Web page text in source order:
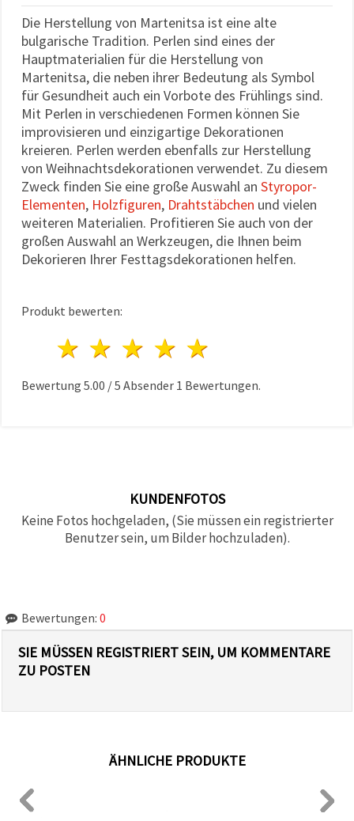
Impressum
Datenschutzerklärung
Cookie-
Richtlinie
Alle
akzeptieren
Cookie-
Einstellungen
Die Herstellung von Martenitsa ist eine alte
bulgarische Tradition. Perlen sind eines der
Hauptmaterialien für die Herstellung von
Martenitsa, die neben ihrer Bedeutung als Symbol
für Gesundheit auch ein Vorbote des Frühlings sind.
Mit Perlen in verschiedenen Formen können Sie
improvisieren und einzigartige Dekorationen
kreieren. Perlen werden ebenfalls zur Herstellung
von Weihnachtsdekorationen verwendet. Zu diesem
Zweck finden Sie eine große Auswahl an Styropor-
Elementen, Holzfiguren, Drahtstäbchen und vielen
weiteren Materialien. Profitieren Sie auch von der
großen Auswahl an Werkzeugen, die Ihnen beim
Dekorieren Ihrer Festtagsdekorationen helfen.
Produkt bewerten:
4 Sterne
3 Sterne
2 Sterne
1 Stern
Bewertung 5.00 /5 Absender 1 Bewertungen.
KUNDENFOTOS
Keine Fotos hochgeladen, (Sie müssen ein registrierter
Benutzer sein, um Bilder hochzuladen).
Bewertungen: 0
SIE MÜSSEN REGISTRIERT SEIN, UM KOMMENTARE
ZU POSTEN
ÄHNLICHE PRODUKTE